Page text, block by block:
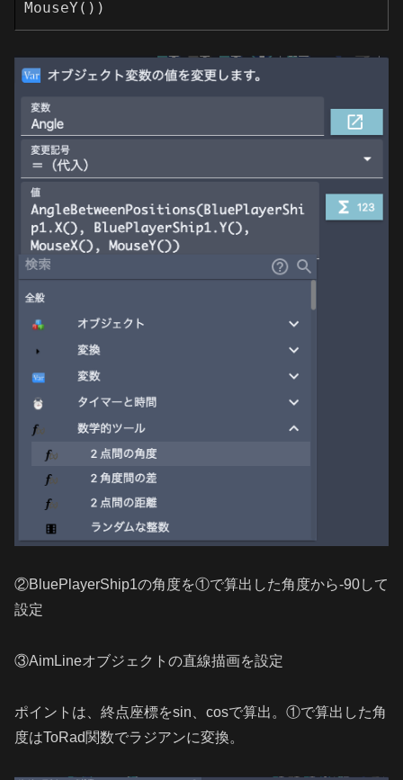
MouseY())
②BluePlayerShip1の角度を①で算出した角度から-90して
設定
③AimLineオブジェクトの直線描画を設定
ポイントは、終点座標をsin、cosで算出。①で算出した角
度はToRad関数でラジアンに変換。